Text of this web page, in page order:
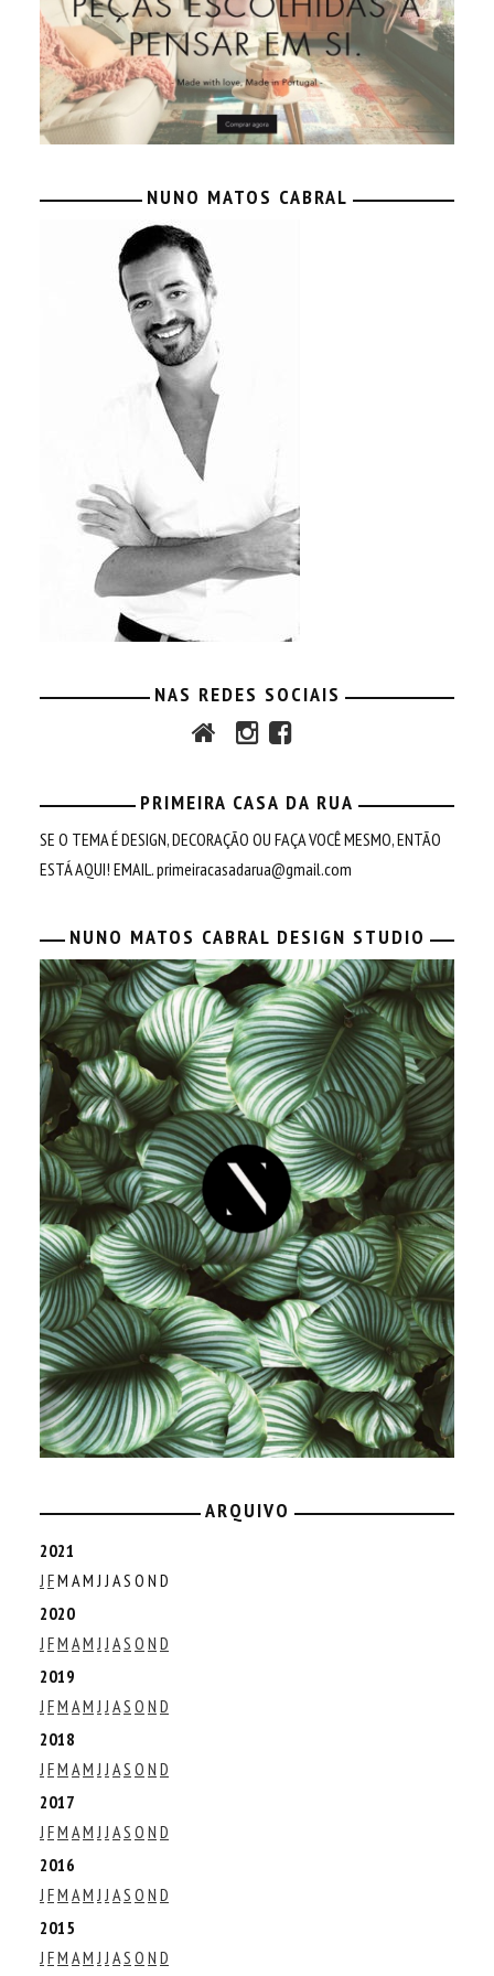
NUNO MATOS CABRAL
NAS REDES SOCIAIS
PRIMEIRA CASA DA RUA
SE O TEMA É DESIGN, DECORAÇÃO OU FAÇA VOCÊ MESMO, ENTÃO
ESTÁ AQUI! EMAIL.primeiracasadarua@gmail.com
NUNO MATOS CABRAL DESIGN STUDIO
ARQUIVO
2021
J FM AM J J AS O N D
2020
J FM AM J J AS O N D
2019
J FM AM J J AS O N D
2018
J FM AM J J AS O N D
2017
J FM AM J J AS O N D
2016
J FM AM J J AS O N D
2015
J FM AM J J AS O N D